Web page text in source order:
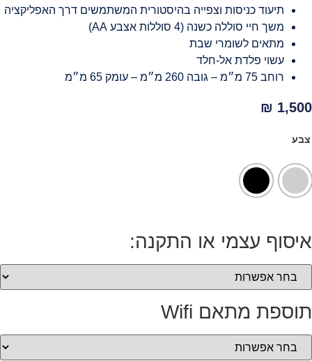
תיעוד כניסות וצפייה בהיסטורית המשתמשים דרך האפליקציה
משך חיי סוללה כשנה (4 סוללות אצבע AA)
מתאים לשומרי שבת
עשוי פלדת אל-חלד
רוחב 75 מ״מ – גובה 260 מ״מ – עומק 65 מ״מ
₪ 1,500
צבע
איסוף עצמי או התקנה:
תוספת מתאם Wifi